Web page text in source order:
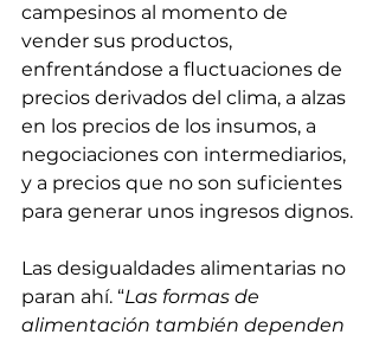
campesinos al momento de
vender sus productos,
enfrentándose a fluctuaciones de
precios derivados del clima, a alzas
en los precios de los insumos, a
negociaciones con intermediarios,
y a precios que no son suficientes
para generar unos ingresos dignos.
Las desigualdades alimentarias no
paran ahí. “Las formas de
alimentación también dependen